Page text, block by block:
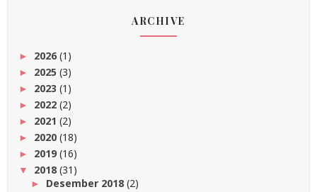
ARCHIVE
► 2026(1)
► 2025 (3)
► 2023 (1)
► 2022 (2)
► 2021 (2)
► 2020 (18)
► 2019(16)
▼ 2018 (31)
► Desember 2018 (2)